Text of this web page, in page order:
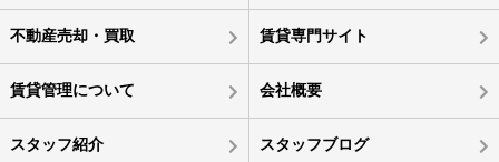
不動産売却・買取 賃貸専門サイト
賃貸管理について 会社概要
スタッフ紹介 スタッフブログ